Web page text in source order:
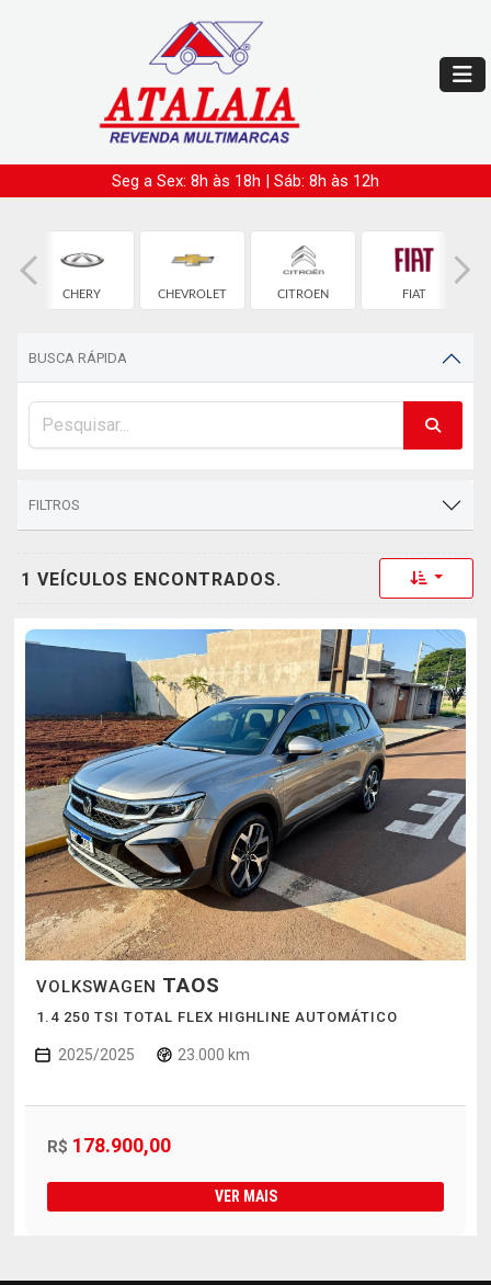
Seg a Sex: 8h às 18h | Sáb: 8h às 12h
CHERY CHEVROLET CITROEN FIAT
BUSCA RÁPIDA
FILTROS
1 VEÍCULOS ENCONTRADOS. Toggle
VOLKSWAGEN TAOS
1.4 250 TSI TOTAL FLEX HIGHLINE AUTOMÁTICO
2025/2025 23.000 km
R$ 178.900,00
VER MAIS